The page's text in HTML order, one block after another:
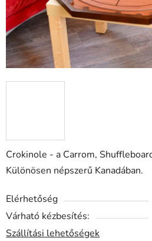
Crokinole - a Carrom,
Különösen népszerű Kanadában.
Elérhetőség
Várható kézbesítés:
Szállítási lehetőségek